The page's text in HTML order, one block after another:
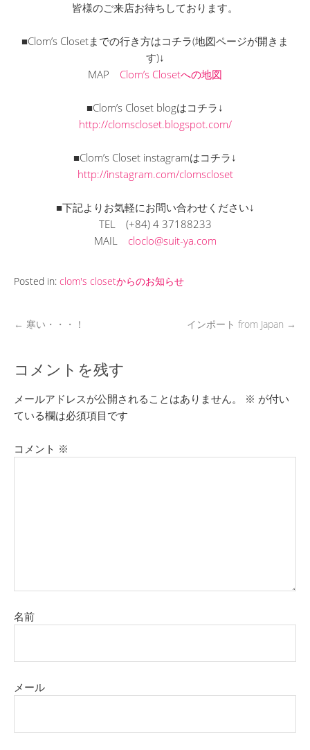
皆様のご来店お待ちしております。
■Clom’s Closetまでの行き方はコチラ(地図ページが開きま
す)↓
MAP Clom’s Closetへの地図
■Clom’s Closet blogはコチラ↓
http://clomscloset.blogspot.com/
■Clom’s Closet instagramはコチラ↓
http://instagram.com/clomscloset
■下記よりお気軽にお問い合わせください↓
TEL (+84) 4 37188233
MAIL cloclo@suit-ya.com
Posted in: clom's closetからのお知らせ
← 寒い・・・！ インポート from Japan →
コメントを残す
メールアドレスが公開されることはありません。 ※ が付い
ている欄は必須項目です
コメント ※
名前
メール